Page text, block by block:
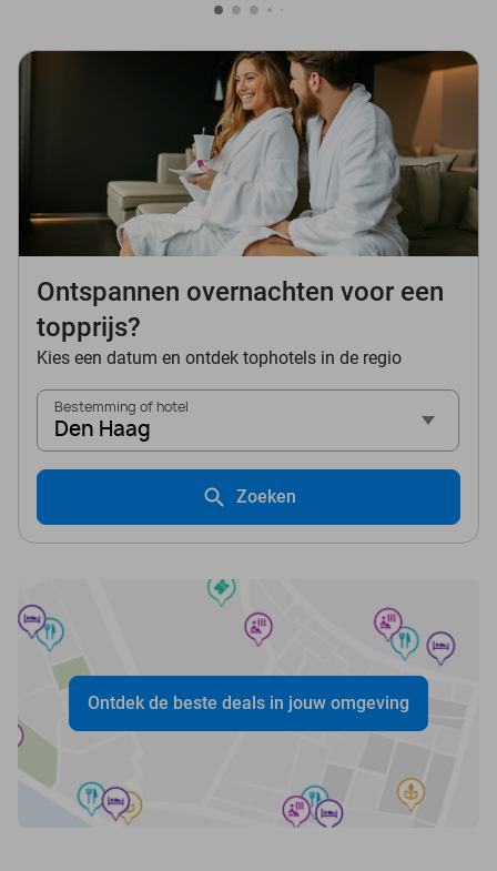
Ontspannen overnachten voor een
topprijs?
Kies een datum en ontdek tophotels in de regio
Bestemming of hotel
Den Haag
Zoeken
Ontdek de beste deals in jouw omgeving